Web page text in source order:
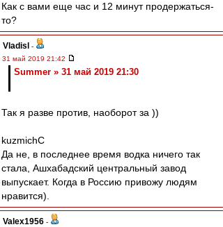
Как с вами еще час и 12 минут продержаться-
то?
Vladisl
-
31 май 2019 21:42
Summer » 31 май 2019 21:30
Так я разве против, наоборот за ))
kuzmichC
Да не, в последнее время водка ничего так
стала, Ашхабадский центральный завод
выпускает. Когда в Россию привожу людям
нравится).
Valex1956 -